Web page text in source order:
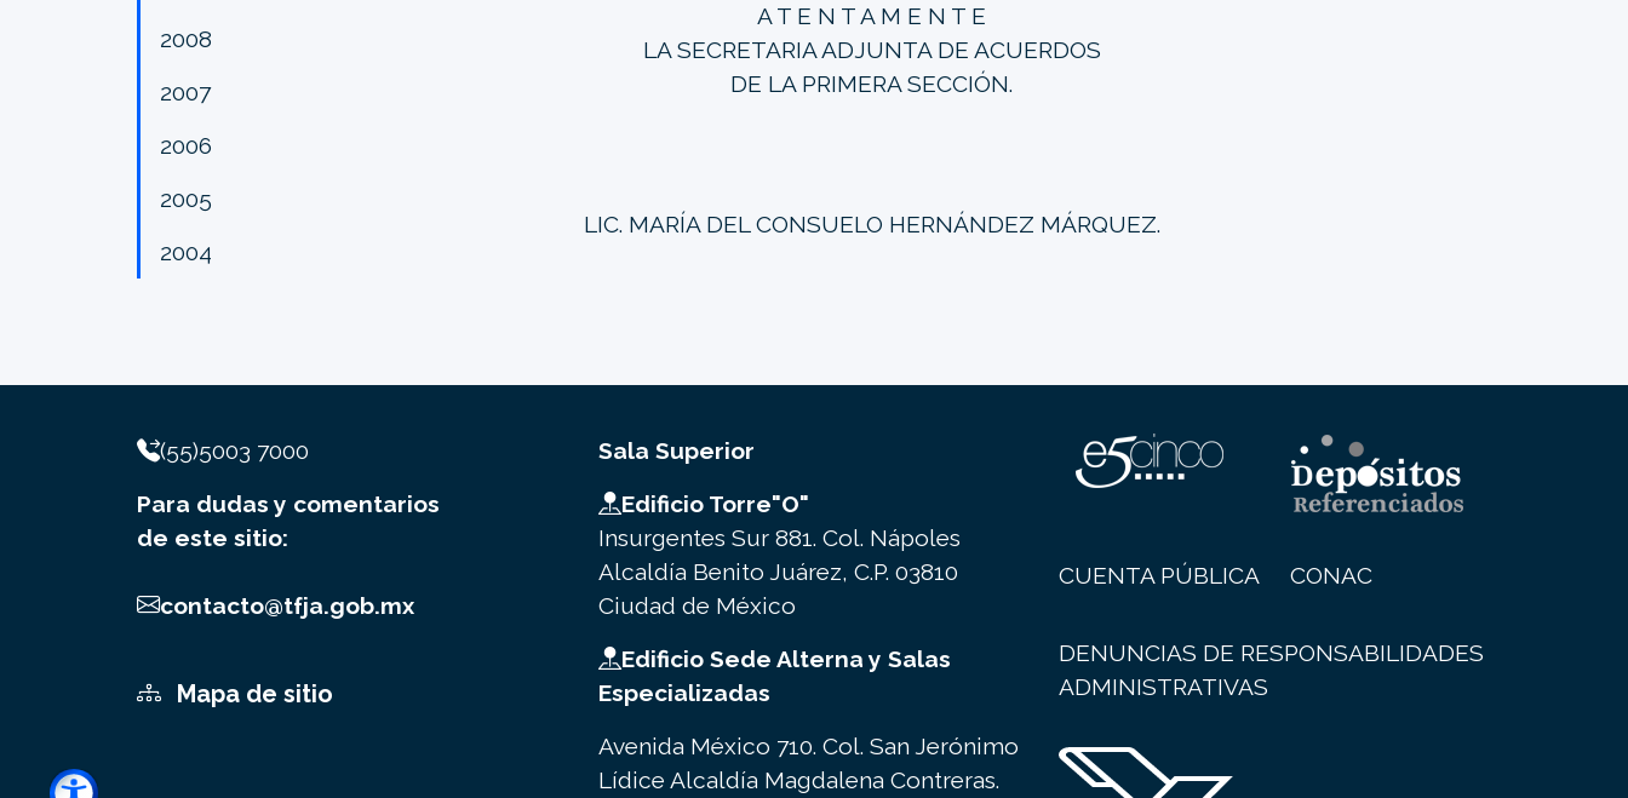
2008
2007
2006
2005
2004
A T E N T A M E N T E
LA SECRETARIA ADJUNTA DE ACUERDOS
DE LA PRIMERA SECCIÓN.
LIC. MARÍA DEL CONSUELO HERNÁNDEZ MÁRQUEZ.
(55)5003 7000
Para dudas y comentarios
de este sitio:
contacto@tfja.gob.mx
Mapa de sitio
Sala Superior
Edificio Torre"O"
Insurgentes Sur 881. Col. Nápoles
Alcaldía Benito Juárez, C.P. 03810
Ciudad de México
Edificio Sede Alterna y Salas
Especializadas
Avenida México 710. Col. San Jerónimo
Lídice Alcaldía Magdalena Contreras.
CUENTA PÚBLICA CONAC
DENUNCIAS DE RESPONSABILIDADES
ADMINISTRATIVAS